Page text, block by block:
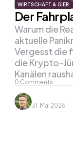
WIRTSCHAFT & GIER
Der
0 Comments
Warum die
aktuelle
Vergesst die
die Krypto-
Kanälen
31. Mai 2026